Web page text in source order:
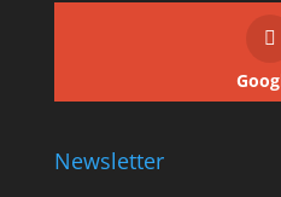
Newsletter